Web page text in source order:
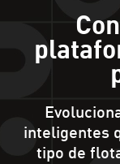
Formulario de
inteligentes
tipo de